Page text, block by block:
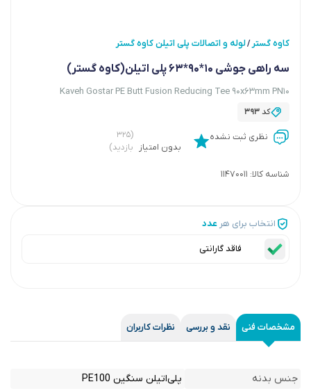
کاوه گستر /لوله و اتصالات پلی اتیلن کاوه گستر
سه راهی جوشی 10*90*63 پلی اتیلن(کاوه گستر)
Kaveh Gostar PE Butt Fusion Reducing Tee 90x63mm PN10
کد393
نظری ثبت نشده
بدون امتیاز
(۳۲۵
بازدید)
شناسه کالا: 11470011
انتخاب برای هر عدد
فاقد گارانتی
مشخصات فنی نقد و بررسی نظرات کاربران
جنس بدنه
پلی‌اتیلن سنگین PE100